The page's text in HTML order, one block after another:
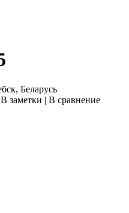
Беларусь
В заметки | В сравнение